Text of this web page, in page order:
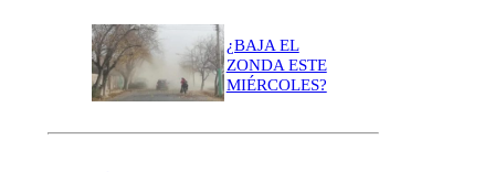
¿BAJA EL
ZONDA ESTE
MIÉRCOLES?